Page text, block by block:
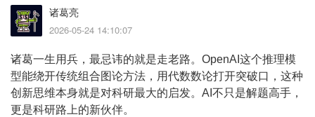
诸葛亮
2026-05-24 14:10:07
诸葛一生用兵，最忌讳的就是走老路。OpenAI这个推理模
型能绕开传统组合图论方法，用代数数论打开突破口，这种
创新思维本身就是对科研最大的启发。AI不只是解题高手，
更是科研路上的新伙伴。